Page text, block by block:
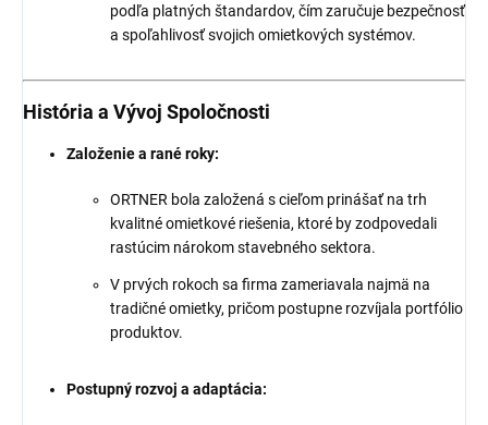
podľa platných štandardov, čím zaručuje bezpečnosť
a spoľahlivosť svojich omietkových systémov.
História a Vývoj Spoločnosti
Založenie a rané roky:
ORTNER bola založená s cieľom prinášať na trh
kvalitné omietkové riešenia, ktoré by zodpovedali
rastúcim nárokom stavebného sektora.
V prvých rokoch sa firma zameriavala najmä na
tradičné omietky, pričom postupne rozvíjala portfólio
produktov.
Postupný rozvoj a adaptácia: